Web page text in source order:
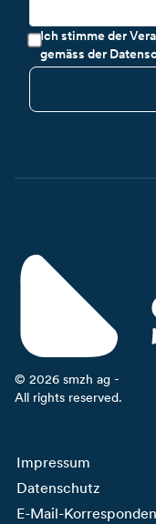
Ich stimme der
gemäss der
© 2026 smzh ag -
All rights reserved.
Impressum
Datenschutz
E-Mail-